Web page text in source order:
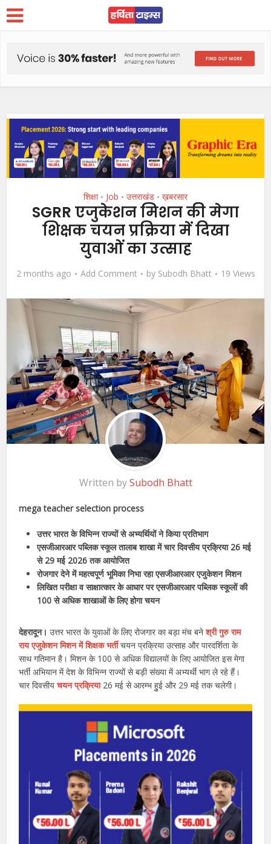
शिक्षा • Job • उत्तराखंड • ख़बरसार
SGRR एजुकेशन मिशन की मेगा
शिक्षक चयन प्रक्रिया में दिखा
युवाओं का उत्साह
2 months ago Add Comment by Subodh Bhatt 19 Views
Written bySubodh Bhatt
mega teacher selection process
उत्तर भारत के विभिन्न राज्यों से अभ्यर्थियों ने किया प्रतिभाग
एसजीआरआर पब्लिक स्कूल तालाब शाखा में चार दिवसीय प्रक्रिया 26 मई
से 29 मई 2026 तक आयोजित
रोजगार देने में महत्वपूर्ण भूमिका निभा रहा एसजीआरआर एजुकेशन मिशन
लिखित परीक्षा व साक्षात्कार के आधार पर एसजीआरआर पब्लिक स्कूलों की
100 से अधिक शाखाओं के लिए होगा चयन
देहरादून।उत्तर भारत के युवाओं के लिए रोजगार का बड़ा मंच बनेश्री गुरु राम
राय एजुकेशन मिशन में शिक्षक भर्तीचयन प्रक्रिया उत्साह और पारदर्शिता के
साथ गतिमान है। मिशन के 100 से अधिक विद्यालयों के लिए आयोजित इस मेगा
भर्ती अभियान में देश के विभिन्न राज्यों से बड़ी संख्या में अभ्यर्थी भाग ले रहे हैं।
चार दिवसीयचयन प्रक्रिया26 मई से आरम्भ हुुई और 29 मई तक चलेगी।